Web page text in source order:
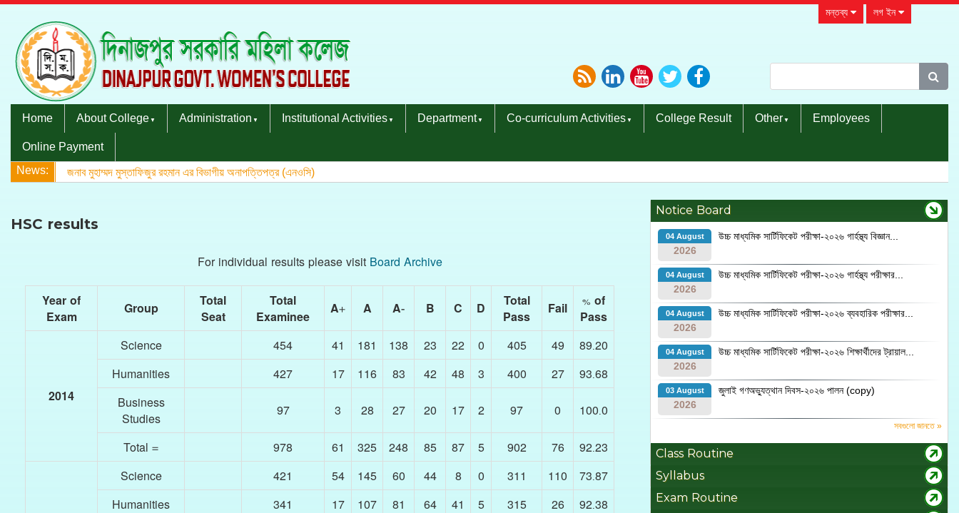
মন্তব্য লগ ইন
Home About College Administration Institutional Activities Department Co-curriculum Activities College Result Other Employees
Online Payment
News:
জনাব মুহাম্মদ মুস্তাফিজুর রহমান এর বিভাগীয় অনাপত্তিপত্র (এনওসি)
HSC results
For individual results please visit Board Archive
Year of
Exam
Group
Total
Seat
Total
Examinee
A+ A A- B C D
Total
Pass
Fail
% of
Pass
2014
Science 454 41 181 138 23 22 0 405 49 89.20
Humanities 427 17 116 83 42 48 3 400 27 93.68
Business
Studies
97 3 28 27 20 17 2 97 0 100.0
Total = 978 61 325 248 85 87 5 902 76 92.23
Science 421 54 145 60 44 8 0 311 110 73.87
Humanities 341 17 107 81 64 41 5 315 26 92.38
Notice Board
04 August
2026
উচ্চ মাধ্যমিক সার্টিফিকেট পরীক্ষা-২০২৬ গার্হস্থ্য বিজ্ঞান...
04 August
2026
উচ্চ মাধ্যমিক সার্টিফিকেট পরীক্ষা-২০২৬ গার্হস্থ্য পরীক্ষার...
04 August
2026
উচ্চ মাধ্যমিক সার্টিফিকেট পরীক্ষা-২০২৬ ব্যবহারিক পরীক্ষার...
04 August
2026
উচ্চ মাধ্যমিক সার্টিফিকেট পরীক্ষা-২০২৬ শিক্ষার্থীদের ট্রায়াল...
03 August
2026
জুলাই গণঅভ্যুত্থান দিবস-২০২৬ পালন (copy)
সবগুলো জানতে »
Class Routine
Syllabus
Exam Routine